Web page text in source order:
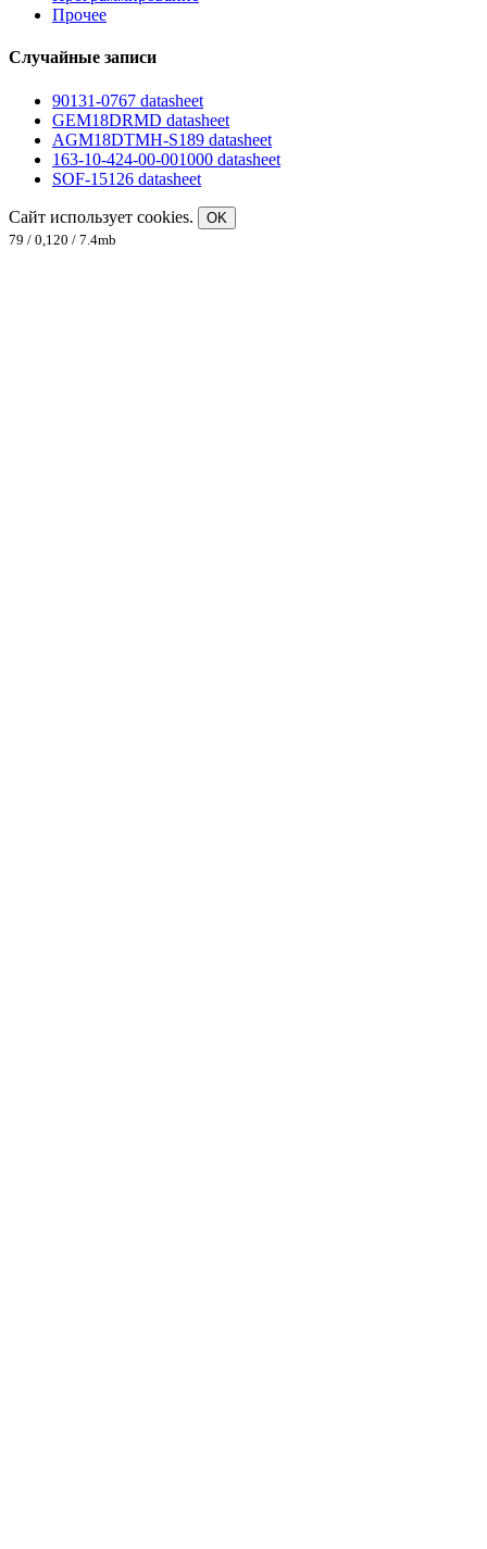
Прочее
Случайные записи
90131-0767 datasheet
GEM18DRMD datasheet
AGM18DTMH-S189 datasheet
163-10-424-00-001000 datasheet
SOF-15126 datasheet
Сайт использует cookies.
OK
79 / 0,120 / 7.4mb